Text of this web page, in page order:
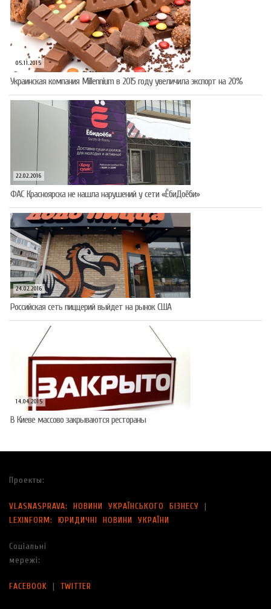
05.11.2015
Украинская компания Millennium в 2015 году увеличила экспорт на 20%
22.02.2016
ФАС Красноярска не нашла нарушений у сети «ЁбиДоёби»
24.02.2016
Российская сеть пиццерий выйдет на рынок США
14.04.2015
В Киеве массово закрываются рестораны
Проекты:
VLASNASPRAVA: НОВИНИ УКРАЇНСЬКОГО БІЗНЕСУ |
LEXINFORM: ЮРИДИЧНІ НОВИНИ УКРАЇНИ
Соціальні
мережі:
FACEBOOK | TWITTER